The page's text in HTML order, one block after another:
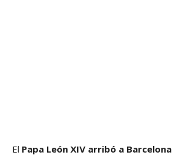
El Papa León XIV arribó a Barcelona